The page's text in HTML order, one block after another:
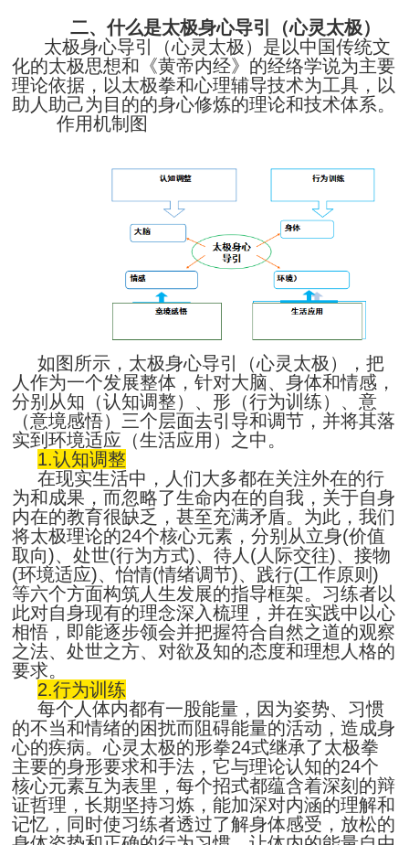
二、什么是太极身心导引（心灵太极）
太极身心导引（心灵太极）是以中国传统文
化的太极思想和《黄帝内经》的经络学说为主要
理论依据，以太极拳和心理辅导技术为工具，以
助人助己为目的的身心修炼的理论和技术体系。
作用机制图
如图所示，太极身心导引（心灵太极），把
人作为一个发展整体，针对大脑、身体和情感，
分别从知（认知调整）、形（行为训练）、意
（意境感悟）三个层面去引导和调节，并将其落
实到环境适应（生活应用）之中。
1.认知调整
在现实生活中，人们大多都在关注外在的行
为和成果，而忽略了生命内在的自我，关于自身
内在的教育很缺乏，甚至充满矛盾。为此，我们
将太极理论的24个核心元素，分别从立身(价值
取向)、处世(行为方式)、待人(人际交往)、接物
(环境适应)、怡情(情绪调节)、践行(工作原则)
等六个方面构筑人生发展的指导框架。习练者以
此对自身现有的理念深入梳理，并在实践中以心
相悟，即能逐步领会并把握符合自然之道的观察
之法、处世之方、对欲及知的态度和理想人格的
要求。
2.行为训练
每个人体内都有一股能量，因为姿势、习惯
的不当和情绪的困扰而阻碍能量的活动，造成身
心的疾病。心灵太极的形拳24式继承了太极拳
主要的身形要求和手法，它与理论认知的24个
核心元素互为表里，每个招式都蕴含着深刻的辩
证哲理，长期坚持习炼，能加深对内涵的理解和
记忆，同时使习练者透过了解身体感受，放松的